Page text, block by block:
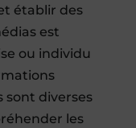
établir des
est
ou individu
sont diverses
les